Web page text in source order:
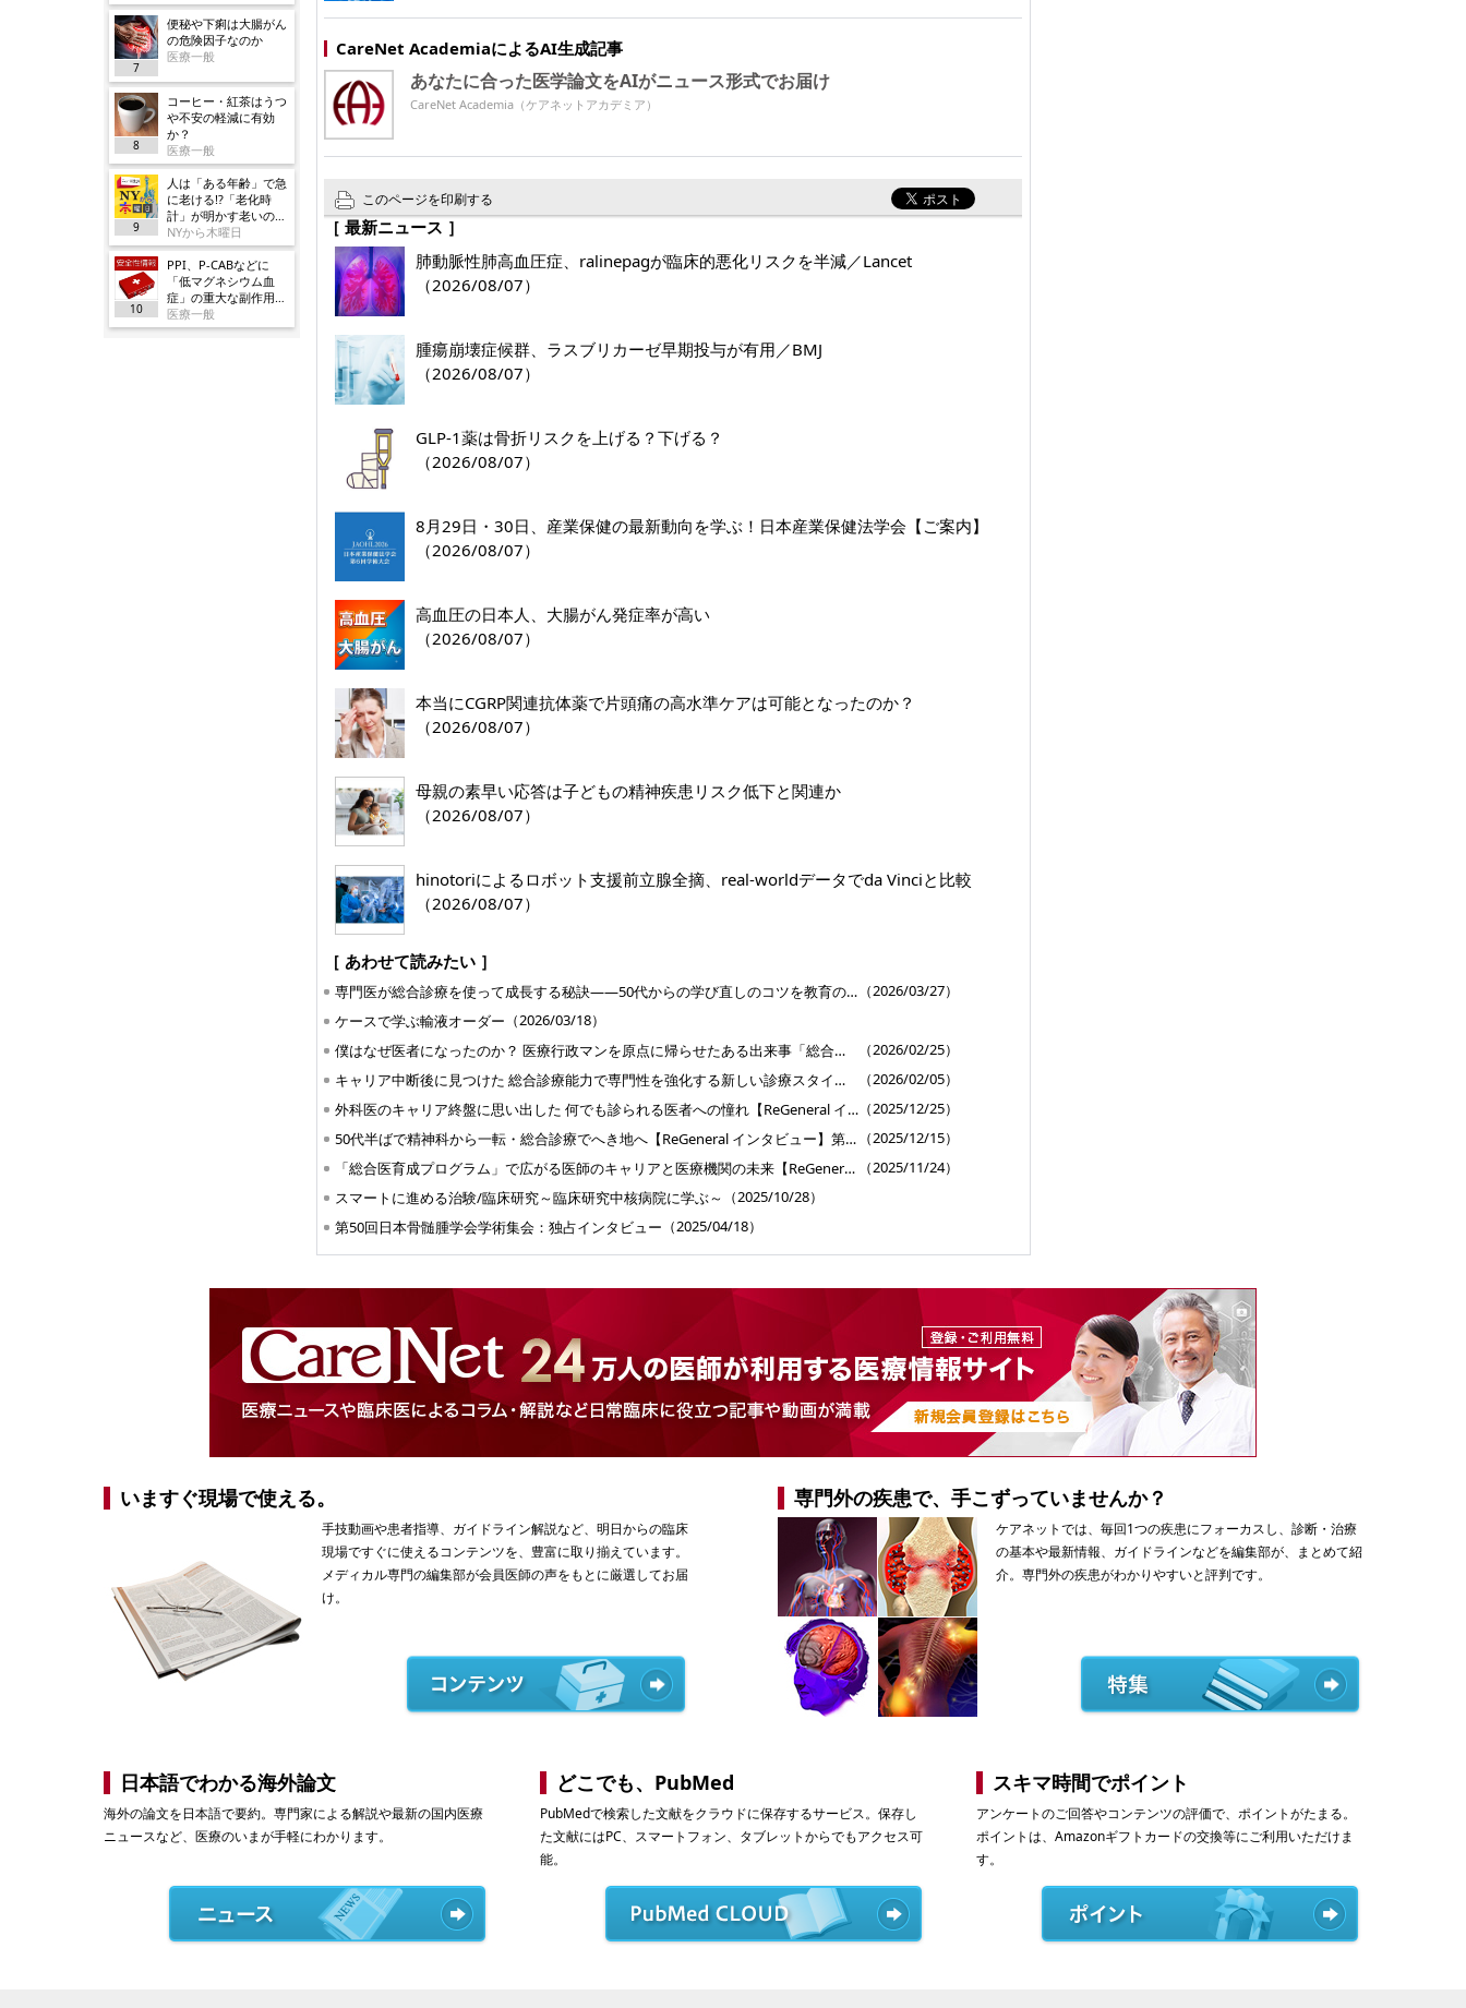
7
便秘や下痢は大腸がん
の危険因子なのか
医療一般
8
コーヒー・紅茶はうつ
や不安の軽減に有効
か？
医療一般
9
人は「ある年齢」で急
に老ける!?「老化時
計」が明かす老いの正
体
NYから木曜日
10
PPI、P-CABなどに
「低マグネシウム血
症」の重大な副作用追
加／厚労省
医療一般
CareNet AcademiaによるAI生成記事
あなたに合った医学論文をAIがニュース形式でお届け
CareNet Academia（ケアネットアカデミア）
このページを印刷する
［ 最新ニュース ］
肺動脈性肺高血圧症、ralinepagが臨床的悪化リスクを半減／Lancet
（2026/08/07）
腫瘍崩壊症候群、ラスブリカーゼ早期投与が有用／BMJ
（2026/08/07）
GLP-1薬は骨折リスクを上げる？下げる？
（2026/08/07）
8月29日・30日、産業保健の最新動向を学ぶ！日本産業保健法学会【ご案内】
（2026/08/07）
高血圧の日本人、大腸がん発症率が高い
（2026/08/07）
本当にCGRP関連抗体薬で片頭痛の高水準ケアは可能となったのか？
（2026/08/07）
母親の素早い応答は子どもの精神疾患リスク低下と関連か
（2026/08/07）
hinotoriによるロボット支援前立腺全摘、real-worldデータでda Vinciと比較
（2026/08/07）
［ あわせて読みたい ］
専門医が総合診療を使って成長する秘訣――50代からの学び直しのコツを教育のプロに聞く【ReGeneral インタビュー】第6回 （2026/03/27）
ケースで学ぶ輸液オーダー （2026/03/18）
僕はなぜ医者になったのか？ 医療行政マンを原点に帰らせたある出来事「総合医育成プログラム」インタビュー【ReGeneral インタビュー】第5回
（2026/02/25）
キャリア中断後に見つけた 総合診療能力で専門性を強化する新しい診療スタイル【ReGeneral インタビュー】第4回
（2026/02/05）
外科医のキャリア終盤に思い出した 何でも診られる医者への憧れ【ReGeneral インタビュー】第3回 （2025/12/25）
50代半ばで精神科から一転・総合診療でへき地へ【ReGeneral インタビュー】第2回 （2025/12/15）
「総合医育成プログラム」で広がる医師のキャリアと医療機関の未来【ReGeneral インタビュー】第1回
（2025/11/24）
スマートに進める治験/臨床研究～臨床研究中核病院に学ぶ～ （2025/10/28）
第50回日本骨髄腫学会学術集会：独占インタビュー （2025/04/18）
いますぐ現場で使える。
手技動画や患者指導、ガイドライン解説など、明日からの臨床
現場ですぐに使えるコンテンツを、豊富に取り揃えています。
メディカル専門の編集部が会員医師の声をもとに厳選してお届
け。
専門外の疾患で、手こずっていませんか？
ケアネットでは、毎回1つの疾患にフォーカスし、診断・治療
の基本や最新情報、ガイドラインなどを編集部が、まとめて紹
介。専門外の疾患がわかりやすいと評判です。
日本語でわかる海外論文
海外の論文を日本語で要約。専門家による解説や最新の国内医療
ニュースなど、医療のいまが手軽にわかります。
どこでも、PubMed
PubMedで検索した文献をクラウドに保存するサービス。保存し
た文献にはPC、スマートフォン、タブレットからでもアクセス可
能。
スキマ時間でポイント
アンケートのご回答やコンテンツの評価で、ポイントがたまる。
ポイントは、Amazonギフトカードの交換等にご利用いただけま
す。